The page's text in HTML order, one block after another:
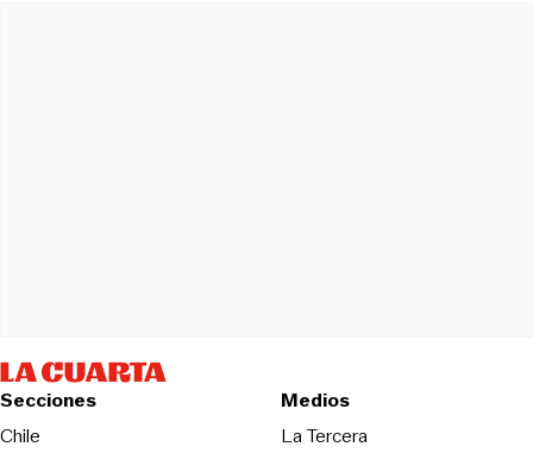
Secciones
Chile
Medios
La TerceraOpens in new